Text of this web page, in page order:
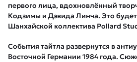
первого лица, вдохновлённый
Кодзимы и Дэвида Линча. Это
Шанхайской коллектива Pollard
События тайтла развернутся в
Восточной Германии 1984 года.